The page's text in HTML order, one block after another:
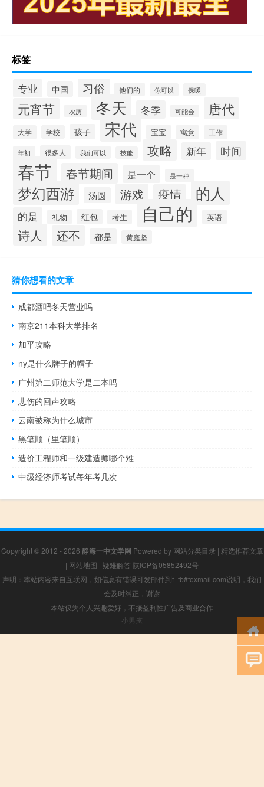
标签
专业 中国 习俗 他们的 你可以 保暖
元宵节 农历 冬天 冬季 可能会 唐代
大学 学校 孩子 宋代 宝宝 寓意 工作
年初 很多人 我们可以 技能 攻略 新年 时间
春节 春节期间 是一个 是一种
梦幻西游 汤圆 游戏 疫情 的人
的是 礼物 红包 考生 自己的 英语
诗人 还不 都是 黄庭坚
猜你想看的文章
成都酒吧冬天营业吗
南京211本科大学排名
加平攻略
ny是什么牌子的帽子
广州第二师范大学是二本吗
悲伤的回声攻略
云南被称为什么城市
黑笔顺（里笔顺）
造价工程师和一级建造师哪个难
中级经济师考试每年考几次
Copyright © 2012 - 2026 静海一中文学网 Powered by 网站分类目录 | 精选推荐文章
| 网站地图 | 疑难解答 陕ICP备05852492号
声明：本站内容来自互联网，如信息有错误可发邮件到f_fb#foxmail.com说明，我们
会及时纠正，谢谢
本站仅为个人兴趣爱好，不接盈利性广告及商业合作
小男孩